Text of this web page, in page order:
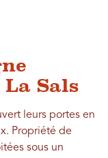
Sals
leurs portes en
Propriété de
sous un